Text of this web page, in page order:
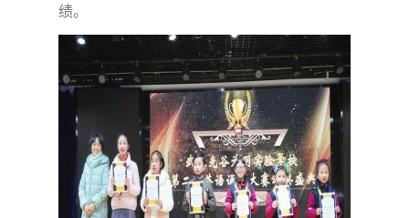
绩。